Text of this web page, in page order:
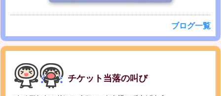
ブログ一覧
チケット当落の叫び